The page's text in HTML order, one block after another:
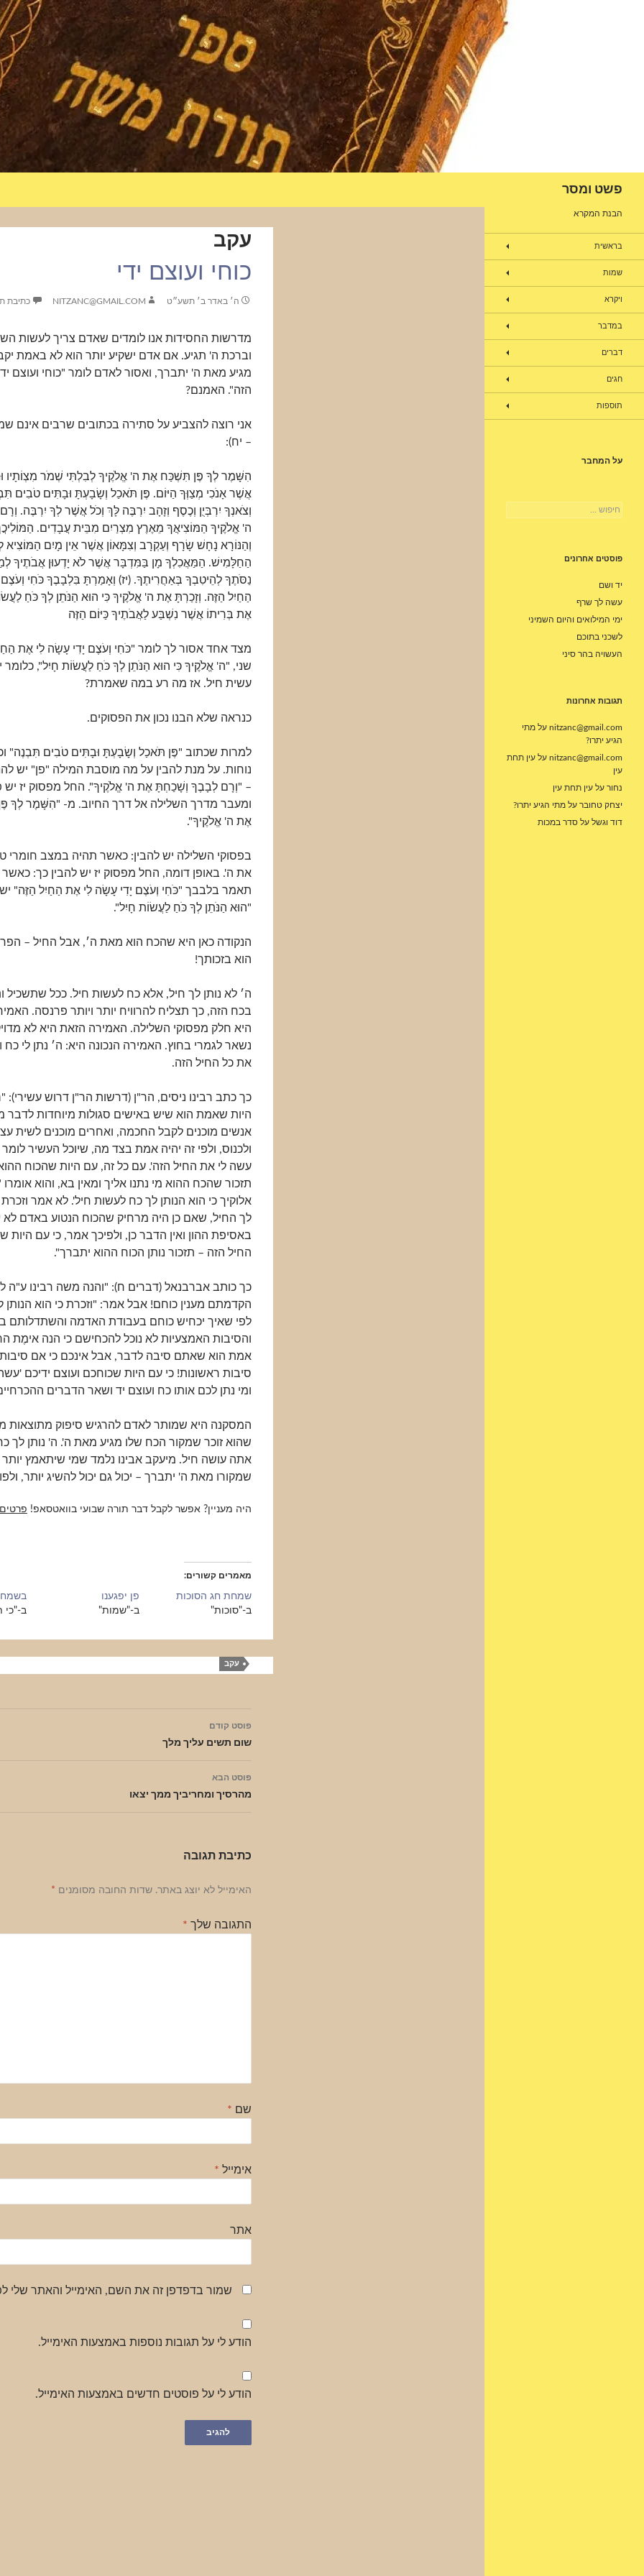
פשט ומסר
עקב
כוחי ועוצם ידי
ה׳ באדר ב׳ תשע״ט NITZANC@GMAIL.COM כתיבת
מדרשות החסידות אנו לומדים שאדם צריך לעשות
וברכת ה' תגיע. אם אדם ישקיע יותר הוא לא באמת
מגיע מאת ה' יתברך, ואסור לאדם לומר "כוחי ועוצם
הזה". האמנם?
אני רוצה להצביע על סתירה בכתובים שרבים אינם
– יח):
הִשָּׁמֶר לְךָ פֶּן תִּשְׁכַּח אֶת ה' אֱלֹקֶיךָ לְבִלְתִּי שְׁמֹר מִצְוֹתָיו
אֲשֶׁר אָנֹכִי מְצַוְּךָ הַיּוֹם. פֶּן תֹּאכַל וְשָׂבָעְתָּ וּבָתִּים טֹבִים
וְצֹאנְךָ יִרְבְּיֻן וְכֶסֶף וְזָהָב יִרְבֶּה לָּךְ וְכֹל אֲשֶׁר לְךָ יִרְבֶּה.
ה' אֱלֹקֶיךָ הַמּוֹצִיאֲךָ מֵאֶרֶץ מִצְרַיִם מִבֵּית עֲבָדִים.
וְהַנּוֹרָא נָחָשׁ שָׂרָף וְעַקְרָב וְצִמָּאוֹן אֲשֶׁר אֵין מָיִם הַמּוֹצִיא
הַחַלָּמִישׁ. הַמַּאֲכִלְךָ מָן בַּמִּדְבָּר אֲשֶׁר לֹא יָדְעוּן אֲבֹתֶיךָ
נַסֹּתֶךָ לְהֵיטִבְךָ בְּאַחֲרִיתֶךָ. (יז) וְאָמַרְתָּ בִּלְבָבֶךָ כֹּחִי
הַחַיִל הַזֶּה. וְזָכַרְתָּ אֶת ה' אֱלֹקֶיךָ כִּי הוּא הַנֹּתֵן לְךָ כֹּחַ
אֶת בְּרִיתוֹ אֲשֶׁר נִשְׁבַּע לַאֲבֹתֶיךָ כַּיּוֹם הַזֶּה
מצד אחד אסור לך לומר "כֹּחִי וְעֹצֶם יָדִי עָשָׂה לִי אֶת
שני, "ה' אֱלֹקֶיךָ כִּי הוּא הַנֹּתֵן לְךָ כֹּחַ לַעֲשׂוֹת חָיִל", כלומר
עשית חיל. אז מה רע במה שאמרת?
כנראה שלא הבנו נכון את הפסוקים.
למרות שכתוב "פֶּן תֹּאכַל וְשָׂבָעְתָּ וּבָתִּים טֹבִים תִּבְנֶה"
נוחות. על מנת להבין על מה מוסבת המילה "פן" יש
– "וְרָם לְבָבֶךָ וְשָׁכַחְתָּ אֶת ה' אֱלֹקֶיךָ". החל מפסוק יז
ומעבר מדרך השלילה אל דרך החיוב. מ- "הִשָּׁמֶר לְךָ
אֶת ה' אֱלֹקֶיךָ".
בפסוקי השלילה יש להבין: כאשר תהיה במצב חומרי
את ה'. באופן דומה, החל מפסוק יז יש להבין כך:
תאמר בלבבך "כֹּחִי וְעֹצֶם יָדִי עָשָׂה לִי אֶת הַחַיִל הַזֶּה"
"הוּא הַנֹּתֵן לְךָ כֹּחַ לַעֲשׂוֹת חָיִל".
הנקודה כאן היא שהכח הוא מאת ה׳, אבל החיל –
הוא בזכותך!
ה׳ לא נותן לך חיל, אלא כח לעשות חיל. ככל
בכח הזה, כך תצליח להרוויח יותר ויותר פרנסה.
היא חלק מפסוקי השלילה. האמירה הזאת היא לא
נשאר לגמרי בחוץ. האמירה הנכונה היא: ה׳ נתן לי כח
את כל החיל הזה.
כך כתב רבינו ניסים, הר"ן (דרשות הר"ן דרוש עשירי):
היות שאמת הוא שיש באישים סגולות מיוחדות לדבר
אנשים מוכנים לקבל החכמה, ואחרים מוכנים לשית
ולכנוס, ולפי זה יהיה אמת בצד מה, שיוכל העשיר לומר
עשה לי את החיל הזה'. עם כל זה, עם היות שהכוח ההוא
תזכור שהכח ההוא מי נתנו אליך ומאין בא, והוא
אלוקיך כי הוא הנותן לך כח לעשות חיל'. לא אמר וזכרת
לך החיל, שאם כן היה מרחיק שהכוח הנטוע באדם לא
באסיפת ההון ואין הדבר כן, ולפיכך אמר, כי עם היות
החיל הזה – תזכור נותן הכוח ההוא יתברך".
כך כותב אברבנאל (דברים ח): "והנה משה רבינו ע"ה
הקדמתם מענין כוחם! אבל אמר: "וזכרת כי הוא הנותן
לפי שאיך יכחיש כוחם בעבודת האדמה והשתדלותם
והסיבות האמצעיות לא נוכל להכחישם כי הנה אימֶת
אמת הוא שאתם סיבה לדבר, אבל אינכם כי אם
סיבות ראשונות! כי עם היות שכוחכם ועוצם ידיכם
ומי נתן לכם אותו כח ועוצם יד ושאר הדברים
המסקנה היא שמותר לאדם להרגיש סיפוק מתוצאות
שהוא זוכר שמקור הכח שלו מגיע מאת ה'. ה' נותן לך
אתה עושה חיל. מיעקב אבינו נלמד שמי שיתאמץ
שמקורו מאת ה' יתברך – יכול גם יכול להשיג יותר,
היה מעניין? אפשר לקבל דבר תורה שבועי בוואטסאפ! פרטים
מאמרים קשורים
שמחת חג הסוכות
ב-"סוכות"
פן יפגענו
ב-"שמות"
ב-"כי
עקב
ניווט
בפוסטים
פוסט קודם
שום תשים עליך מלך
פוסט הבא
מהרסיך ומחריביך ממך יצאו
כתיבת תגובה
האימייל לא יוצג באתר. שדות החובה מסומנים *
התגובה שלך *
שם *
אימייל *
אתר
שמור בדפדפן זה את השם, האימייל והאתר שלי
הודע לי על תגובות נוספות באמצעות האימייל.
הודע לי על פוסטים חדשים באמצעות האימייל.
הבנת המקרא
בראשית
שמות
ויקרא
במדבר
דברים
חגים
תוספות
על המחבר
חיפוש:
פוסטים אחרונים
יד ושם
עשה לך שרף
ימי המילואים והיום השמיני
לשכני בתוכם
העשויה בהר סיני
תגובות אחרונות
nitzanc@gmail.com על מתי
הגיע יתרו?
nitzanc@gmail.com על עין תחת
עין
נחור על עין תחת עין
יצחק טחובר על מתי הגיע יתרו?
דוד וגשל על סדר במכות